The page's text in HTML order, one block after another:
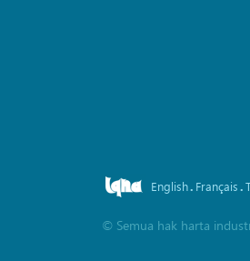
English. Français.
© Semua hak harta